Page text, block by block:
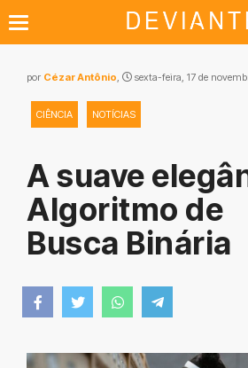
por Cézar Antônio, sexta-feira, 17 de
CIÊNCIA NOTÍCIAS
A suave
Algoritmo de
Busca Binária